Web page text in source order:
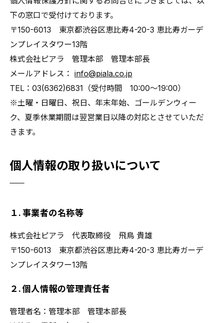
下の窓口で受付けております。
〒150-6013 東京都渋谷区恵比寿4-20-3 恵比寿ガーデ
ンプレイスタワー13階
株式会社ピアラ 管理本部 管理本部長
メールアドレス： info@piala.co.jp
TEL：03(6362)6831（受付時間 10:00～19:00）
※土曜・日曜日、祝日、年末年始、ゴールデンウィー
ク、夏季休業期間は翌営業日以降の対応とさせていただ
きます。
個人情報の取り扱いについて
１. 事業者の名称等
株式会社ピアラ 代表取締役 飛鳥 貴雄
〒150-6013 東京都渋谷区恵比寿4-20-3 恵比寿ガーデ
ンプレイスタワー13階
２. 個人情報の管理責任者
管理者名：管理本部 管理本部長